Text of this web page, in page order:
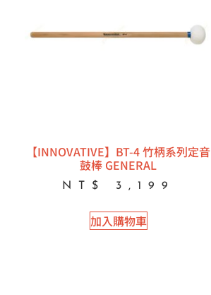
【INNOVATIVE】BT-4 竹柄系列定音
鼓棒 GENERAL
NT$ 3,199
加入購物車